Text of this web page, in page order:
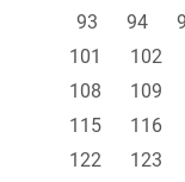
93
94
101
102
108
109
115
116
122
123